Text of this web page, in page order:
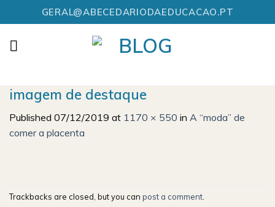
to
content
GERAL@ABECEDARIODAEDUCACAO.PT
imagem de destaque
Published 07/12/2019 at 1170 × 550 in A “moda” de
comer a placenta
Trackbacks are closed, but you can post a comment